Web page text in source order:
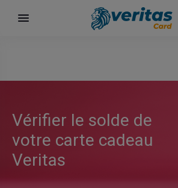
Vérifier le solde de
votre carte cadeau
Veritas